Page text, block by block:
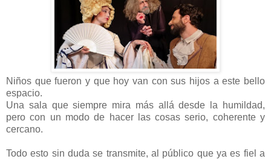
Niños que fueron y que hoy van con sus hijos a este bello
espacio.
Una sala que siempre mira más allá desde la humildad,
pero con un modo de hacer las cosas serio, coherente y
cercano.
Todo esto sin duda se transmite, al público que ya es fiel a